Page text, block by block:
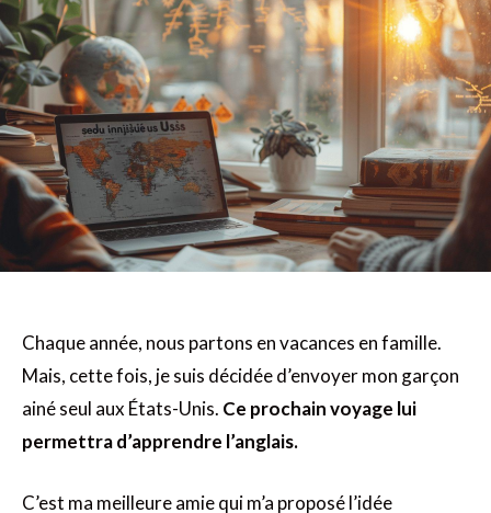
Chaque année, nous partons en vacances en famille.
Mais, cette fois, je suis décidée d’envoyer mon garçon
ainé seul aux États-Unis. Ce prochain voyage lui
permettra d’apprendre l’anglais.
C’est ma meilleure amie qui m’a proposé l’idée